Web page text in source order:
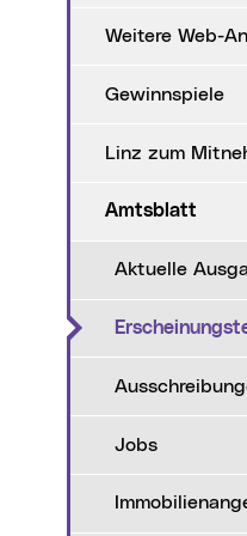
Weitere Web-
Gewinnspiele
Linz zum
Amtsblatt
Aktuelle
Jobs